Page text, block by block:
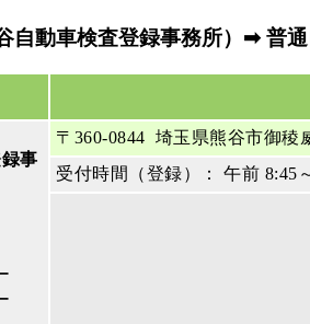
自動車検査登録事務所）➡ 普通
事
〒360-0844 埼玉県熊谷市御稜
受付時間（登録）： 午前 8:45